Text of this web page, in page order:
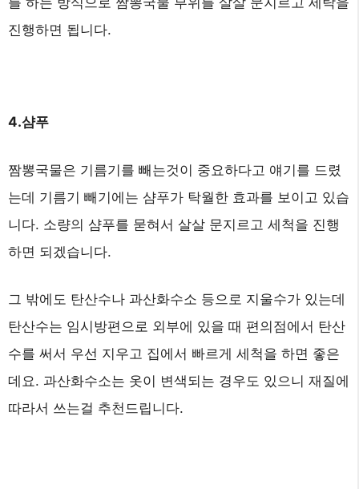
진행하면 됩니다.
4.샴푸
짬뽕국물은 기름기를 빼는것이 중요하다고 얘기를 드렸
는데 기름기 빼기에는 샴푸가 탁월한 효과를 보이고 있습
니다. 소량의 샴푸를 묻혀서 살살 문지르고 세척을 진행
하면 되겠습니다.
그 밖에도 탄산수나 과산화수소 등으로 지울수가 있는데
탄산수는 임시방편으로 외부에 있을 때 편의점에서 탄산
수를 써서 우선 지우고 집에서 빠르게 세척을 하면 좋은
데요. 과산화수소는 옷이 변색되는 경우도 있으니 재질에
따라서 쓰는걸 추천드립니다.